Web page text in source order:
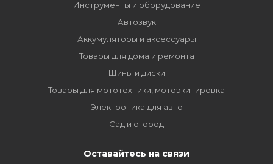
Инструменты и оборудование
Автозвук
Аккумуляторы и аксессуары
Товары для дома и ремонта
Шины и диски
Товары для мототехники, мотоэкипировка
Электроника для авто
Сад и огород
Оставайтесь на связи